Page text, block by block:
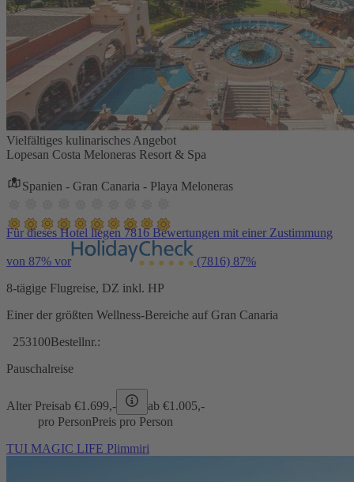
Vielfältiges kulinarisches Angebot
Lopesan Costa Meloneras Resort & Spa
Spanien - Gran Canaria - Playa Meloneras
Für dieses Hotel liegen 7816 Bewertungen mit einer Zustimmung
von 87% vor (7816) 87%
8-tägige Flugreise, DZ inkl. HP
Einer der größten Wellness-Bereiche auf Gran Canaria
253100Bestellnr.:
Pauschalreise
Alter Preisab €1.699,- ab €1.005,-
pro PersonPreis pro Person
TUI MAGIC LIFE Plimmiri